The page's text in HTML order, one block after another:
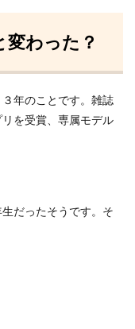
わった？
年のことです。雑誌
を受賞、専属モデル
だったそうです。そ